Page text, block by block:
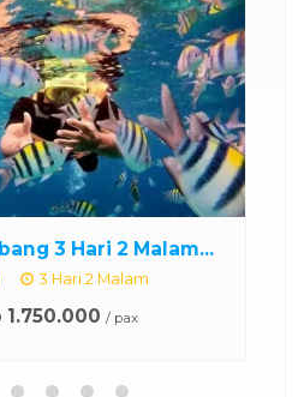
3 Hari 2 Malam...
3 Hari 2 Malam
1.750.000 / pax